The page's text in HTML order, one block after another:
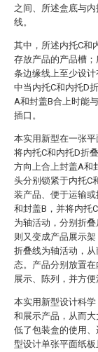
之间、所述盒底与
线。
其中，所述内托C和
存放产品的产品槽
条边缘线上至少设
中当内托C和内托D
A和封盖B合上时能
插口。
本实用新型在一张
将内托C和内托D折
方向上合上封盖A和
头分别锁紧于内托C
装产品、便于运输
和封盖B，并将内托
为轴活动，分别折
则又变成产品展示
折叠线为轴活动，
态。产品分别放置
展示、陈列，并方
本实用新型设计科
和展示产品，从而
低了包装盒的使用
型设计单张平面纸